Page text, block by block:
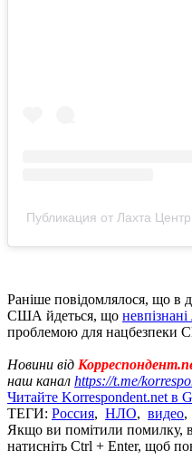
Публикация от Лахта
Раніше повідомлялося, що в
США йдеться, що
проблемою для нацбезпеки
Новини від
наш канал https://t.me/
Читайте Korrespondent.net в
ТЕГИ: Россия, НЛО, видео,
Якщо ви помітили помилку,
натисніть Ctrl + Enter, щоб